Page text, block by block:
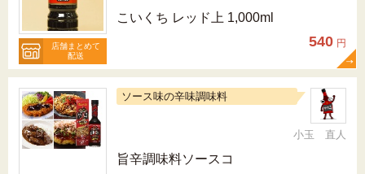
店舗まとめて
配送
こいくち レッド上 1,000ml
540 円
ソース味の辛味調味料
小玉 直人
旨辛調味料ソースコ